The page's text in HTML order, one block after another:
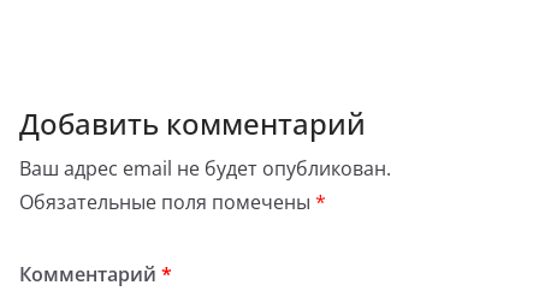
Добавить комментарий
Ваш адрес email не будет опубликован.
Обязательные поля помечены *
Комментарий *